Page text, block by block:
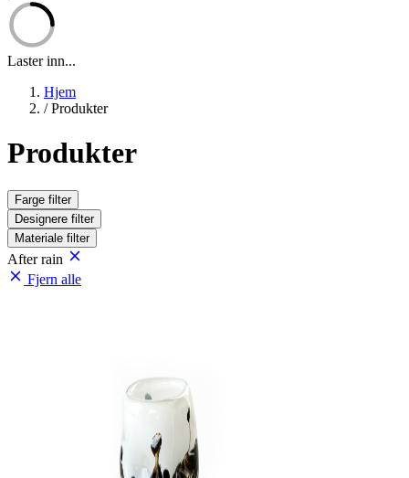
Laster inn...
Hjem
/ Produkter
Produkter
Farge filter
Designere filter
Materiale filter
After rain
Fjern alle